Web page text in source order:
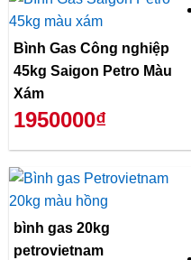
Bình Gas Công nghiệp
45kg Saigon Petro Màu
Xám
1950000₫
bình gas 20kg
petrovietnam